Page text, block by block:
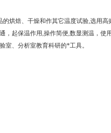
烘焙、干燥和作其它温度试验,选用高
，起保温作用,操作简便,数显测温，使
室、分析室教育科研的*工具。